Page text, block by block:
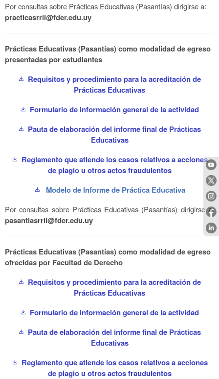
Por consultas sobre Prácticas Educativas (Pasantías) dirigirse a:
practicasrrii@fder.edu.uy
Prácticas Educativas (Pasantías) como modalidad de egreso
presentadas por estudiantes
download
Requisitos y procedimiento para la acreditación de
Prácticas Educativas
download Formulario de información general de la actividad
download
Pauta de elaboración del informe final de Prácticas
Educativas
download
Reglamento que atiende los casos relativos a acciones
de plagio u otros actos fraudulentos
download Modelo de Informe de Práctica Educativa
Por consultas sobre Prácticas Educativas (Pasantías) dirigirse a:
pasantiasrrii@fder.edu.uy
Prácticas Educativas (Pasantías) como modalidad de egreso
ofrecidas por Facultad de Derecho
download
Requisitos y procedimiento para la acreditación de
Prácticas Educativas
download Formulario de información general de la actividad
download
Pauta de elaboración del informe final de Prácticas
Educativas
download
Reglamento que atiende los casos relativos a acciones
de plagio u otros actos fraudulentos